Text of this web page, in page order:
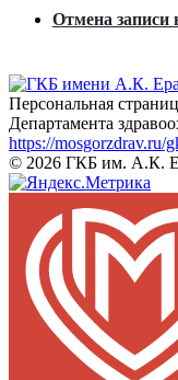
Отмена записи
Персональная
Департамента
https://mosgorzdrav.ru/
© 2026 ГКБ им. А.К.